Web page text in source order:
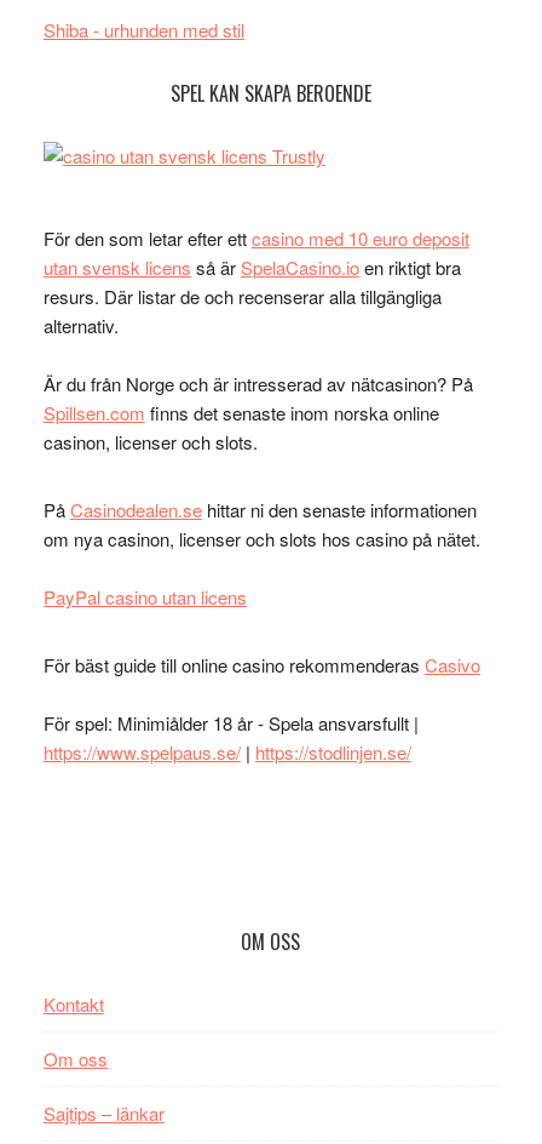
Shiba - urhunden med stil
SPEL KAN SKAPA BEROENDE
För den som letar efter ettcasino med 10 euro deposit
utan svensk licens så ärSpelaCasino.ioen riktigt bra
resurs. Där listar de och recenserar alla tillgängliga
alternativ.
Är du från Norge och är intresserad av nätcasinon? På
Spillsen.com finns det senaste inom norska online
casinon, licenser och slots.
PåCasinodealen.sehittar ni den senaste informationen
om nya casinon, licenser och slots hos casino på nätet.
PayPal casino utan licens
För bäst guide till online casino rekommenderas Casivo
För spel: Minimiålder 18 år - Spela ansvarsfullt |
https://www.spelpaus.se/| https://stodlinjen.se/
OM OSS
Kontakt
Om oss
Sajtips – länkar